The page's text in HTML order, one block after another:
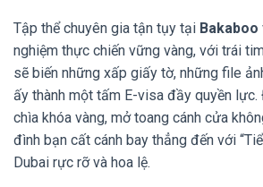
Tập thể chuyên gia tận tụy tại Bakaboo
nghiệm thực chiến vững vàng, với trái
sẽ biến những xấp giấy tờ, những file
ấy thành một tấm E-visa đầy quyền lực.
chìa khóa vàng, mở toang cánh cửa
đình bạn cất cánh bay thẳng đến với
Dubai rực rỡ và hoa lệ.